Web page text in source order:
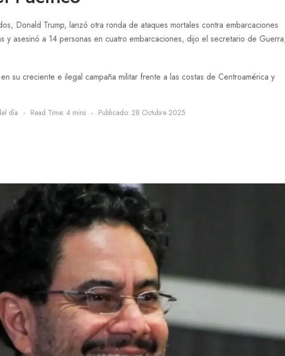
Donald Trump, lanzó otra ronda de ataques mortales contra embarcaciones
y asesinó a 14 personas en cuatro embarcaciones, dijo el secretario de
su creciente e ilegal campaña militar frente a las costas de Centroamérica y
día Read Time: 4 mins
Publicado: 28 Octubre 2025